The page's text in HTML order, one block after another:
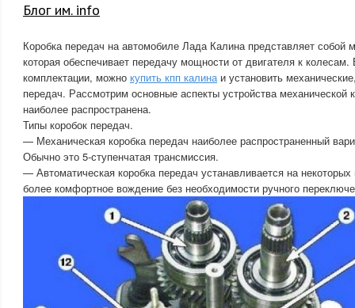
Блог им. info
Коробка передач на автомобиле Лада Калина представляет собой
которая обеспечивает передачу мощности от двигателя к
комплектации, можно купить кпп калинаи установить
передач. Рассмотрим основные аспекты устройства механической
наиболее распространена.
Типы коробок передач.
— Механическая коробка передач наиболее распространенный
Обычно это 5-ступенчатая трансмиссия.
— Автоматическая коробка передач устанавливается на
более комфортное вождение без необходимости ручного